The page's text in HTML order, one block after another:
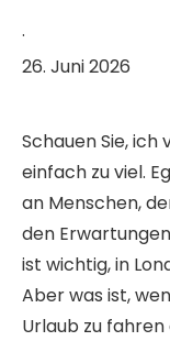
·
26. Juni 2026
Schauen Sie,
einfach zu viel.
an Menschen,
den
ist wichtig, in
Aber was ist,
Urlaub zu